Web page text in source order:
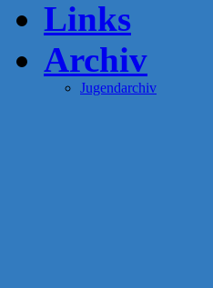
Links
Archiv
Jugendarchiv